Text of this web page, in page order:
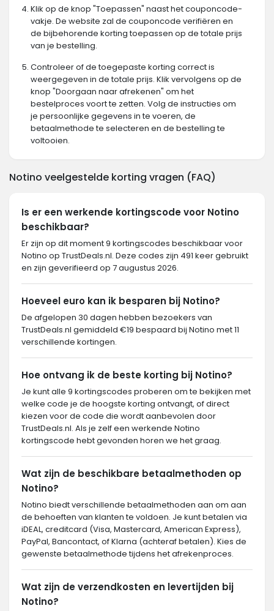
Klik op de knop "Toepassen" naast het couponcode-
vakje. De website zal de couponcode verifiëren en
de bijbehorende korting toepassen op de totale prijs
van je bestelling.
Controleer of de toegepaste korting correct is
weergegeven in de totale prijs. Klik vervolgens op de
knop "Doorgaan naar afrekenen" om het
bestelproces voort te zetten. Volg de instructies om
je persoonlijke gegevens in te voeren, de
betaalmethode te selecteren en de bestelling te
voltooien.
Notino veelgestelde korting vragen (FAQ)
Is er een werkende kortingscode voor Notino
beschikbaar?
Er zijn op dit moment 9 kortingscodes beschikbaar voor
Notino op TrustDeals.nl. Deze codes zijn 491 keer gebruikt
en zijn geverifieerd op 7 augustus 2026.
Hoeveel euro kan ik besparen bij Notino?
De afgelopen 30 dagen hebben bezoekers van
TrustDeals.nl gemiddeld €19 bespaard bij Notino met 11
verschillende kortingen.
Hoe ontvang ik de beste korting bij Notino?
Je kunt alle 9 kortingscodes proberen om te bekijken met
welke code je de hoogste korting ontvangt, of direct
kiezen voor de code die wordt aanbevolen door
TrustDeals.nl. Als je zelf een werkende Notino
kortingscode hebt gevonden horen we het graag.
Wat zijn de beschikbare betaalmethoden op
Notino?
Notino biedt verschillende betaalmethoden aan om aan
de behoeften van klanten te voldoen. Je kunt betalen via
iDEAL, creditcard (Visa, Mastercard, American Express),
PayPal, Bancontact, of Klarna (achteraf betalen). Kies de
gewenste betaalmethode tijdens het afrekenproces.
Wat zijn de verzendkosten en levertijden bij
Notino?